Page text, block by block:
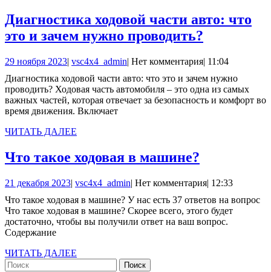
Диагностика ходовой части авто: что
это и зачем нужно проводить?
части
авто:
что
29 ноября 202329
2023
| vsc4x4_adminvsc4x4_admin
| Нет комментария| 11:04
Диагностика ходовой части авто: что это и зачем нужно
проводить? Ходовая часть автомобиля – это одна из самых
важных частей, которая отвечает за безопасность и комфорт во
время движения. Включает
ЧИТАТЬ ДАЛЕЕ
Что такое ходовая в машине?
ходовая
в
машине?
21 декабря 202321
2023
| vsc4x4_adminvsc4x4_admin
| Нет комментария| 12:33
Что такое ходовая в машине? У нас есть 37 ответов на вопрос
Что такое ходовая в машине? Скорее всего, этого будет
достаточно, чтобы вы получили ответ на ваш вопрос.
Содержание
ЧИТАТЬ ДАЛЕЕ
Найти: